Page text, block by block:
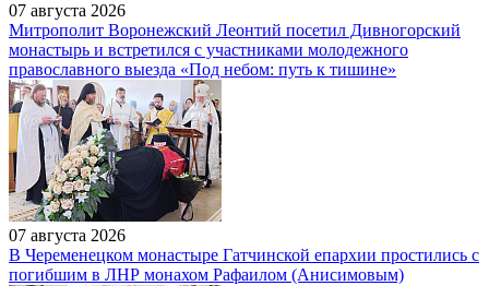
07 августа 2026
Митрополит Воронежский Леонтий посетил Дивногорский
монастырь и встретился с участниками молодежного
православного выезда «Под небом: путь к тишине»
07 августа 2026
В Череменецком монастыре Гатчинской епархии простились с
погибшим в ЛНР монахом Рафаилом (Анисимовым)